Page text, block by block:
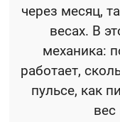
через месяц,
весах. В
механика:
работает,
пульсе, как
вес